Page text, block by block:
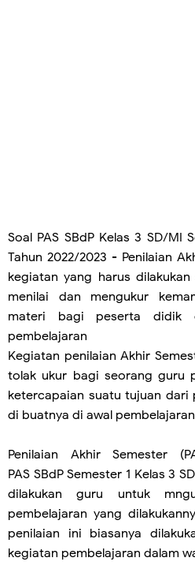
Soal PAS SBdP Kelas 3 SD/MI
Tahun 2022/2023 - Penilaian
kegiatan yang harus
menilai dan mengukur
materi bagi peserta didik
pembelajaran
Kegiatan penilaian Akhir
tolak ukur bagi seorang guru
ketercapaian suatu tujuan dari
di buatnya di awal pembelajaran
Penilaian Akhir Semester
PAS SBdPSemester 1 Kelas 3
dilakukan guru untuk
pembelajaran yang
penilaian ini biasanya
kegiatan pembelajaran dalam